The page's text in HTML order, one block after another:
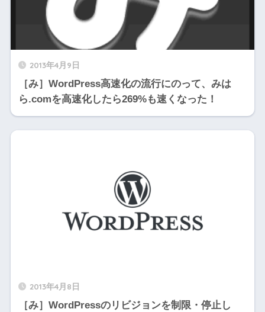
2013年4月9日
［み］WordPress高速化の流行にのって、みは
ら.comを高速化したら269%も速くなった！
2013年4月8日
［み］WordPressのリビジョンを制限・停止し